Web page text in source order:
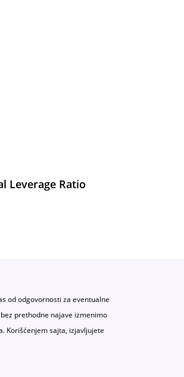
Leverage Ratio
od odgovornosti za eventualne
prethodne najave izmenimo
Korišćenjem sajta, izjavljujete